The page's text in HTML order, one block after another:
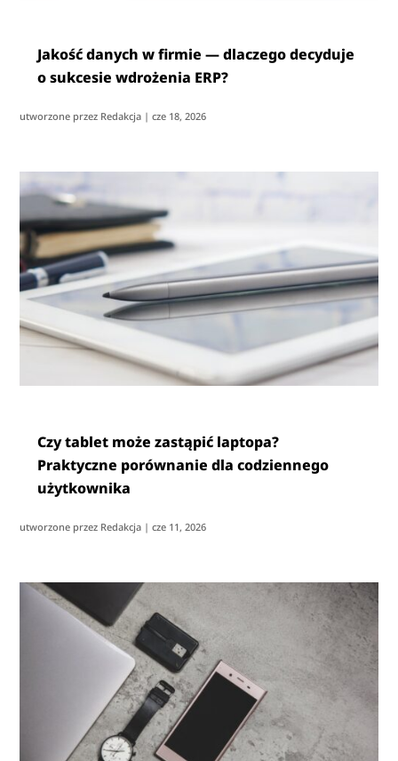
Jakość danych w firmie — dlaczego decyduje
o sukcesie wdrożenia ERP?
utworzone przez Redakcja |cze 18, 2026
Czy tablet może zastąpić laptopa?
Praktyczne porównanie dla codziennego
użytkownika
utworzone przez Redakcja |cze 11, 2026